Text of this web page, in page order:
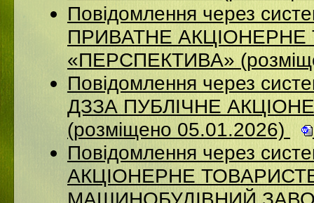
Повідомлення через
ПРИВАТНЕ
«ПЕРСПЕКТИВА»
Повідомлення через
ДЗЗА ПУБЛІЧНЕ
(розміщено 05.01.2026)
Повідомлення через
АКЦІОНЕРНЕ